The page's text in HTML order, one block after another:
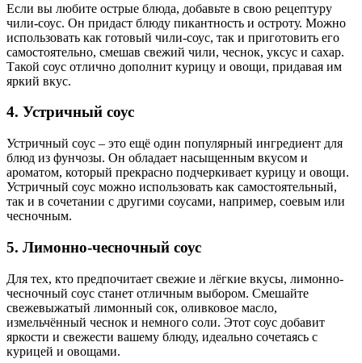
Если вы любите острые блюда, добавьте в свою рецептуру
чили-соус. Он придаст блюду пикантность и остроту. Можно
использовать как готовый чили-соус, так и приготовить его
самостоятельно, смешав свежий чили, чеснок, уксус и сахар.
Такой соус отлично дополнит курицу и овощи, придавая им
яркий вкус.
4. Устричный соус
Устричный соус – это ещё один популярный ингредиент для
блюд из фунчозы. Он обладает насыщенным вкусом и
ароматом, который прекрасно подчеркивает курицу и овощи.
Устричный соус можно использовать как самостоятельный,
так и в сочетании с другими соусами, например, соевым или
чесночным.
5. Лимонно-чесночный соус
Для тех, кто предпочитает свежие и лёгкие вкусы, лимонно-
чесночный соус станет отличным выбором. Смешайте
свежевыжатый лимонный сок, оливковое масло,
измельчённый чеснок и немного соли. Этот соус добавит
яркости и свежести вашему блюду, идеально сочетаясь с
курицей и овощами.